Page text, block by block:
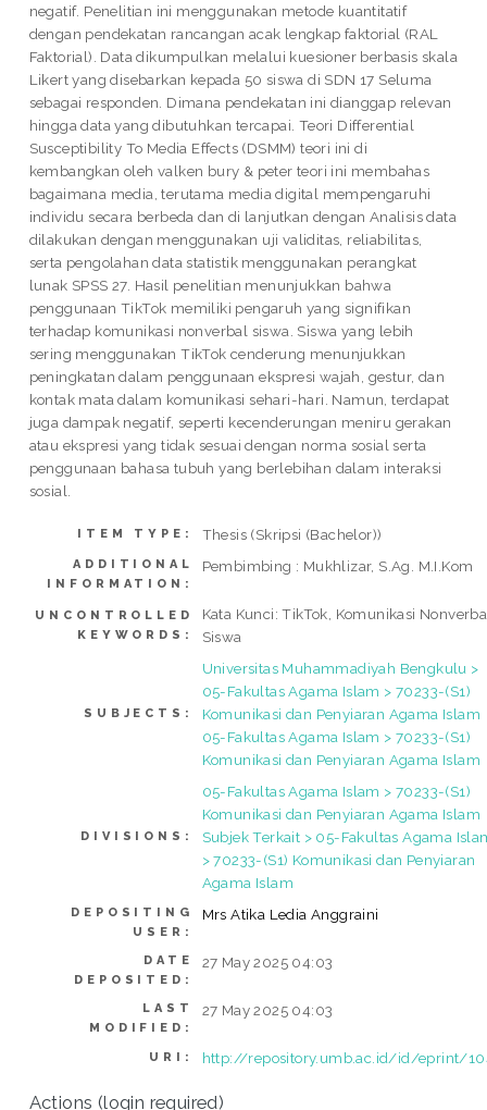
negatif. Penelitian ini menggunakan metode kuantitatif
dengan pendekatan rancangan acak lengkap faktorial (RAL
Faktorial). Data dikumpulkan melalui kuesioner berbasis skala
Likert yang disebarkan kepada 50 siswa di SDN 17 Seluma
sebagai responden. Dimana pendekatan ini dianggap relevan
hingga data yang dibutuhkan tercapai. Teori Differential
Susceptibility To Media Effects (DSMM) teori ini di
kembangkan oleh valken bury & peter teori ini membahas
bagaimana media, terutama media digital mempengaruhi
individu secara berbeda dan di lanjutkan dengan Analisis data
dilakukan dengan menggunakan uji validitas, reliabilitas,
serta pengolahan data statistik menggunakan perangkat
lunak SPSS 27. Hasil penelitian menunjukkan bahwa
penggunaan TikTok memiliki pengaruh yang signifikan
terhadap komunikasi nonverbal siswa. Siswa yang lebih
sering menggunakan TikTok cenderung menunjukkan
peningkatan dalam penggunaan ekspresi wajah, gestur, dan
kontak mata dalam komunikasi sehari-hari. Namun, terdapat
juga dampak negatif, seperti kecenderungan meniru gerakan
atau ekspresi yang tidak sesuai dengan norma sosial serta
penggunaan bahasa tubuh yang berlebihan dalam interaksi
sosial.
ITEM TYPE: Thesis (Skripsi (Bachelor))
ADDITIONAL
INFORMATION:
Pembimbing : Mukhlizar, S.Ag. M.I.Kom
UNCONTROLLED
KEYWORDS:
Kata Kunci: TikTok, Komunikasi
Siswa
SUBJECTS:
Universitas Muhammadiyah Bengkulu >
05-Fakultas Agama Islam > 70233-(S1)
Komunikasi dan Penyiaran Agama Islam
05-Fakultas Agama Islam > 70233-(S1)
Komunikasi dan Penyiaran Agama Islam
DIVISIONS:
05-Fakultas Agama Islam > 70233-(S1)
Komunikasi dan Penyiaran Agama Islam
Subjek Terkait > 05-Fakultas Agama
> 70233-(S1) Komunikasi dan Penyiaran
Agama Islam
DEPOSITING
USER:
Mrs Atika Ledia Anggraini
DATE
DEPOSITED:
27 May 2025 04:03
LAST
MODIFIED:
27 May 2025 04:03
URI: http://repository.umb.ac.id/id/eprint/
Actions (login required)